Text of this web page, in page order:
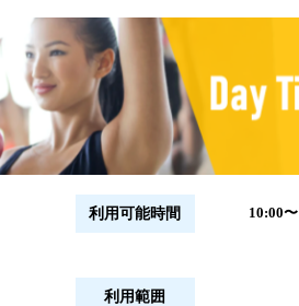
利用可能時間 10:00
利用範囲